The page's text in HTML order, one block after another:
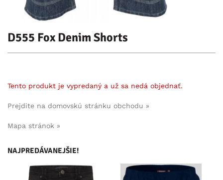
D555 Fox Denim Shorts
Tento produkt je vypredaný a už sa nedá objednať.
Prejdite na domovskú stránku obchodu »
Mapa stránok »
NAJPREDÁVANEJŠIE!